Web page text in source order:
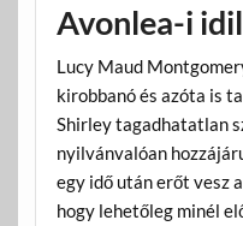
Avonlea-i
Lucy Maud
kirobbanó és azóta is
Shirley tagadhatatlan
nyilvánvalóan
egy idő után erőt vesz
hogy lehetőleg minél